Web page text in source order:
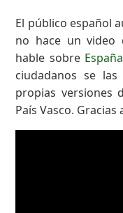
El público español
no hace un
hable sobre España
ciudadanos se
propias versiones
País Vasco. Gracias